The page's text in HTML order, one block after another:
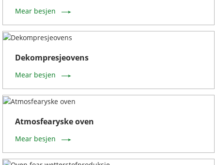
Mear besjen
Dekompresjeovens
Mear besjen
Atmosfearyske oven
Mear besjen